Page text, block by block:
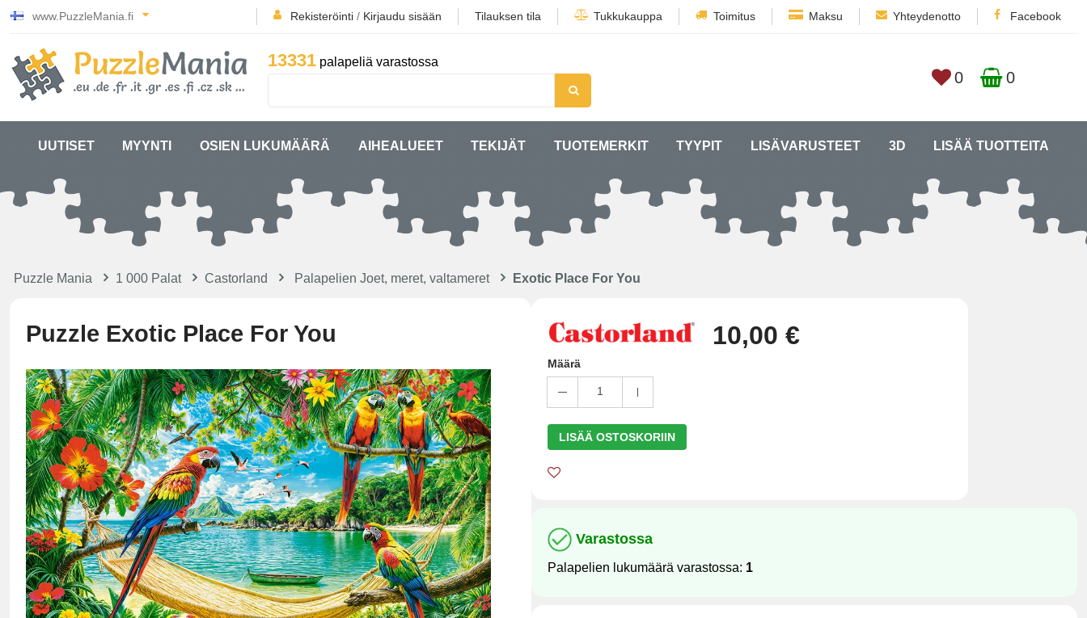
www.PuzzleMania.fi Rekisteröinti / Kirjaudu sisään Tilauksen tila Tukkukauppa Toimitus Maksu Yhteydenotto Facebook
13331 palapeliä varastossa
0 0
UUTISET MYYNTI OSIEN LUKUMÄÄRÄ AIHEALUEET TEKIJÄT TUOTEMERKIT TYYPIT LISÄVARUSTEET 3D LISÄÄ TUOTTEITA
Puzzle Mania 1 000 Palat Castorland Palapelien Joet, meret, valtameret Exotic Place For You
Puzzle Exotic Place For You 10,00 €
Määrä
1
LISÄÄ OSTOSKORIIN
Varastossa
Palapelien lukumäärä varastossa: 1